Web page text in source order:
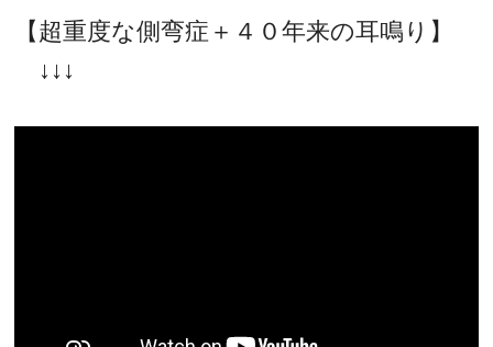
【超重度な側弯症＋４０年来の耳鳴り】
↓↓↓